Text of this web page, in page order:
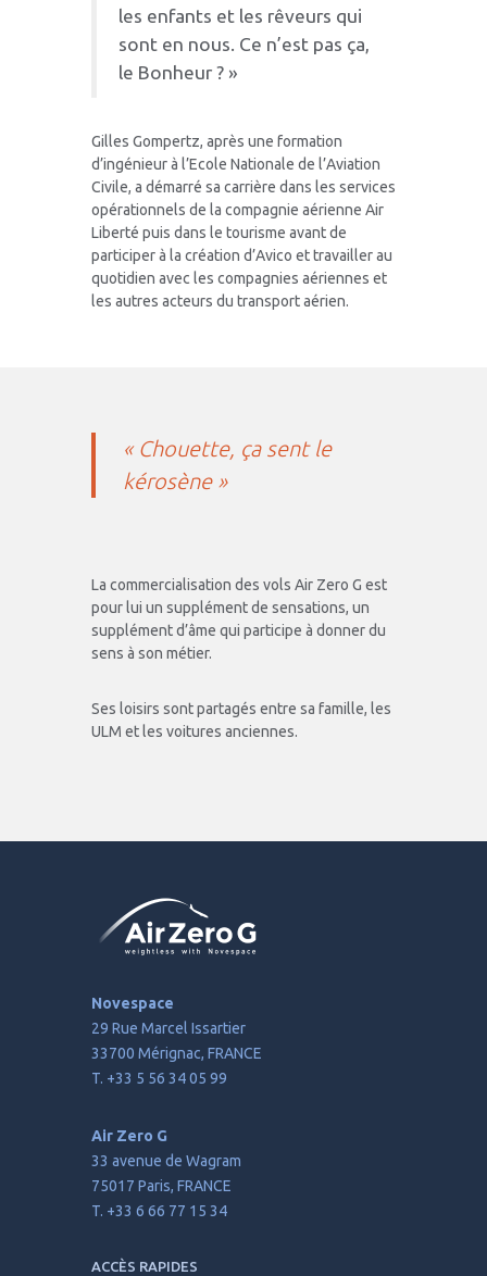
les enfants et les rêveurs qui
sont en nous. Ce n’est pas ça,
le Bonheur ? »
Gilles Gompertz, après une formation
d’ingénieur à l’Ecole Nationale de l’Aviation
Civile, a démarré sa carrière dans les services
opérationnels de la compagnie aérienne Air
Liberté puis dans le tourisme avant de
participer à la création d’Avico et travailler au
quotidien avec les compagnies aériennes et
les autres acteurs du transport aérien.
« Chouette, ça sent le
kérosène »
La commercialisation des vols Air Zero G est
pour lui un supplément de sensations, un
supplément d’âme qui participe à donner du
sens à son métier.
Ses loisirs sont partagés entre sa famille, les
ULM et les voitures anciennes.
Novespace
29 Rue Marcel Issartier
33700 Mérignac, FRANCE
T. +33 5 56 34 05 99
Air Zero G
33 avenue de Wagram
75017 Paris, FRANCE
T. +33 6 66 77 15 34
ACCÈS RAPIDES